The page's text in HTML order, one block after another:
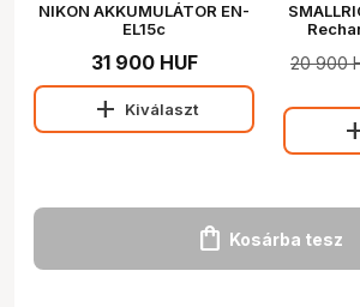
NIKON AKKUMULÁTOR EN-
EL15c
31 900 HUF
add Kiválaszt
20 900
shopping_bag Kosárba tesz